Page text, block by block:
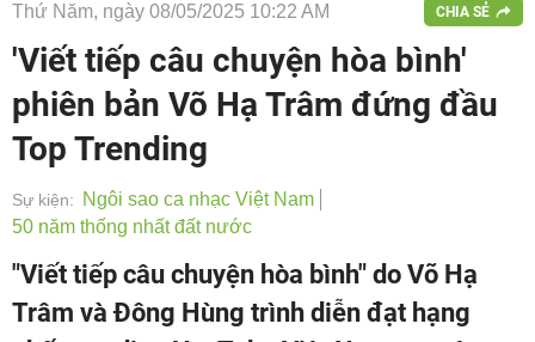
Thứ Năm, ngày 08/05/2025 10:22 AM CHIA SẺ
'Viết tiếp câu chuyện hòa bình'
phiên bản Võ Hạ Trâm đứng đầu
Top Trending
Sự kiện:
Ngôi sao ca nhạc Việt Nam
50 năm thống nhất đất nước
"Viết tiếp câu chuyện hòa bình" do Võ Hạ
Trâm và Đông Hùng trình diễn đạt hạng